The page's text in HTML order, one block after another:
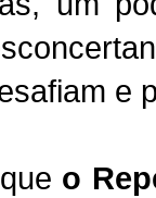
e
o